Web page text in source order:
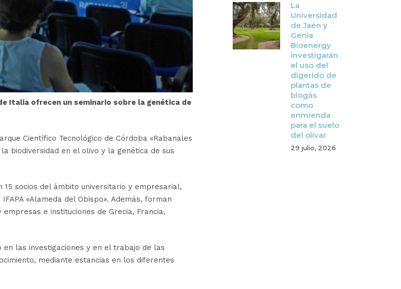
Italia ofrecen un seminario sobre la genética de
Científico Tecnológico de Córdoba «Rabanales
biodiversidad en el olivo y la genética de sus
socios del ámbito universitario y empresarial,
«Alameda del Obispo». Además, forman
e instituciones de Grecia, Francia,
las investigaciones y en el trabajo de las
mediante estancias en los diferentes
La
Universidad
de Jaén y
Genia
Bioenergy
investigarán
el uso del
digerido de
plantas de
biogás
como
enmienda
para el suelo
del olivar
29 julio, 2026